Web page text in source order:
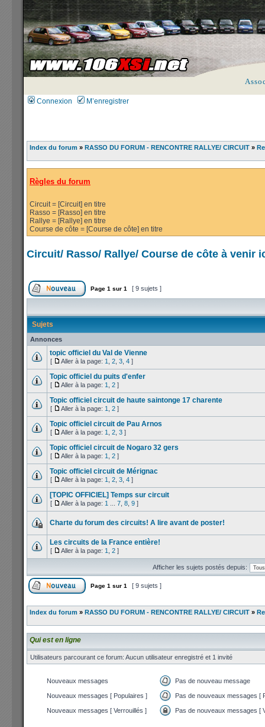
Connexion M’enregistrer
Index du forum » RASSO DU FORUM - RENCONTRE RALLYE/ CIRCUIT »
Règles du forum
Circuit = [Circuit] en titre
Rasso = [Rasso] en titre
Rallye = [Rallye] en titre
Course de côte = [Course de côte] en titre
Circuit/ Rasso/ Rallye/ Course de côte à venir
Page 1 sur 1 [ 9 sujets ]
Sujets
Annonces
topic officiel du Val de Vienne
[ Aller à la page: 1 2 3 4 ]
Topic officiel du puits d'enfer
[ Aller à la page: 1 2 ]
Topic officiel circuit de haute saintonge 17 charente
[ Aller à la page: 1 2 ]
Topic officiel circuit de Pau Arnos
[ Aller à la page: 1 2 3 ]
Topic officiel circuit de Nogaro 32 gers
[ Aller à la page: 1 2 ]
Topic officiel circuit de Mérignac
[ Aller à la page: 1 2 3 4 ]
[TOPIC OFFICIEL] Temps sur circuit
[ Aller à la page: 1 7 8 9 ]
Charte du forum des circuits! A lire avant de poster!
Les circuits de la France entière!
[ Aller à la page: 1 2 ]
Afficher les sujets postés depuis:
Page 1 sur 1 [ 9 sujets ]
Index du forum » RASSO DU FORUM - RENCONTRE RALLYE/ CIRCUIT »
Qui est en ligne
Utilisateurs parcourant ce forum: Aucun utilisateur enregistré et 1 invité
Nouveaux messages Pas de nouveau message
Nouveaux messages [ Populaires ] Pas de nouveaux messages [
Nouveaux messages [ Verrouillés ] Pas de nouveaux messages [